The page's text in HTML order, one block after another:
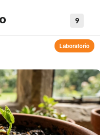
9
Laboratorio